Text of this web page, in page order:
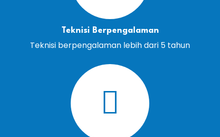
Teknisi Berpengalaman
Teknisi berpengalaman lebih dari 5 tahun